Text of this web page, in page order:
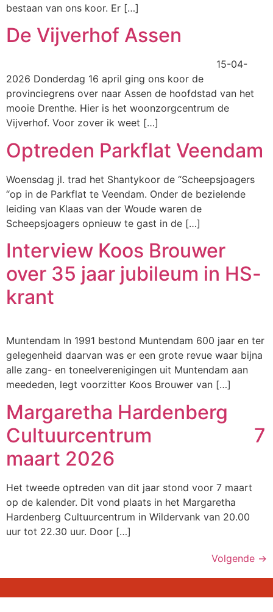
bestaan van ons koor. Er […]
De Vijverhof Assen
15-04-
2026 Donderdag 16 april ging ons koor de
provinciegrens over naar Assen de hoofdstad van het
mooie Drenthe. Hier is het woonzorgcentrum de
Vijverhof. Voor zover ik weet […]
Optreden Parkflat Veendam
Woensdag jl. trad het Shantykoor de “Scheepsjoagers
“op in de Parkflat te Veendam. Onder de bezielende
leiding van Klaas van der Woude waren de
Scheepsjoagers opnieuw te gast in de […]
Interview Koos Brouwer
over 35 jaar jubileum in HS-
krant
Muntendam In 1991 bestond Muntendam 600 jaar en ter
gelegenheid daarvan was er een grote revue waar bijna
alle zang- en toneelverenigingen uit Muntendam aan
meededen, legt voorzitter Koos Brouwer van […]
Margaretha Hardenberg
Cultuurcentrum 7
maart 2026
Het tweede optreden van dit jaar stond voor 7 maart
op de kalender. Dit vond plaats in het Margaretha
Hardenberg Cultuurcentrum in Wildervank van 20.00
uur tot 22.30 uur. Door […]
Volgende →